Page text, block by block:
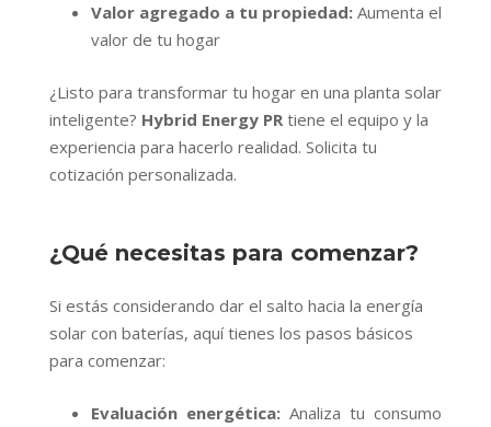
Valor agregado a tu propiedad:Aumenta el
valor de tu hogar
¿Listo para transformar tu hogar en una planta solar
inteligente? Hybrid Energy PR tiene el equipo y la
experiencia para hacerlo realidad. Solicita tu
cotización personalizada.
¿Qué necesitas para comenzar?
Si estás considerando dar el salto hacia la energía
solar con baterías, aquí tienes los pasos básicos
para comenzar:
Evaluación energética:Analiza tu consumo